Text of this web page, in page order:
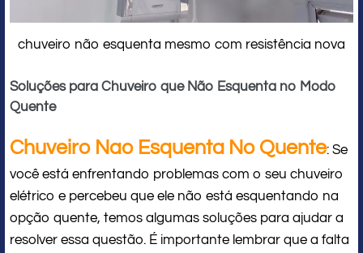
chuveiro não esquenta mesmo com resistência nova
Soluções para Chuveiro que Não Esquenta no Modo
Quente
Chuveiro Nao Esquenta No Quente: Se
você está enfrentando problemas com o seu chuveiro
elétrico e percebeu que ele não está esquentando na
opção quente, temos algumas soluções para ajudar a
resolver essa questão. É importante lembrar que a falta